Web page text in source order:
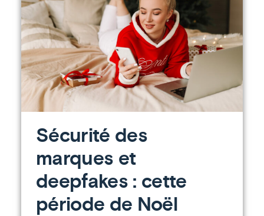
Sécurité des
marques et
deepfakes : cette
période de Noël